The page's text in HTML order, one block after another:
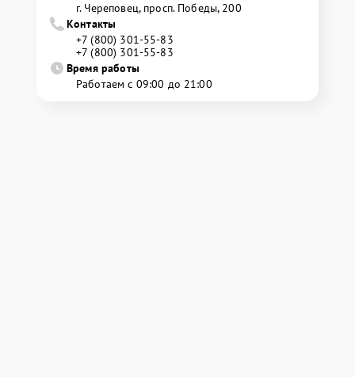
г. Череповец, просп. Победы, 200
Контакты
+7 (800) 301-55-83
+7 (800) 301-55-83
Время работы
Работаем с 09:00 до 21:00